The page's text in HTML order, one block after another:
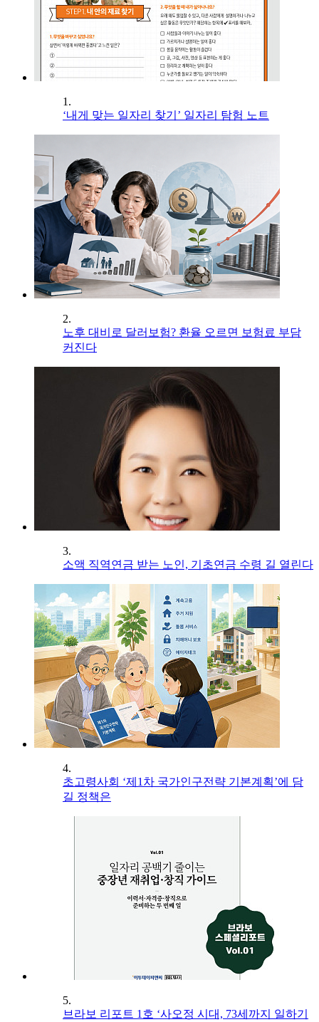
1.
‘내게 맞는 일자리 찾기’ 일자리 탐험 노트
2.
노후 대비로 달러보험? 환율 오르면 보험료 부담
커진다
3.
소액 직역연금 받는 노인, 기초연금 수령 길 열린다
4.
초고령사회 ‘제1차 국가인구전략 기본계획’에 담
길 정책은
5.
브라보 리포트 1호 ‘사오정 시대, 73세까지 일하기